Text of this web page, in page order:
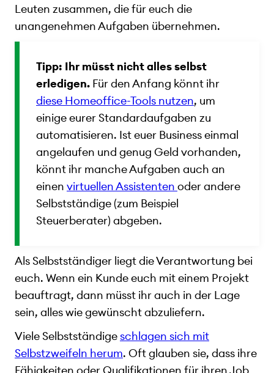
Leuten zusammen, die für euch die
unangenehmen Aufgaben übernehmen.
Tipp: Ihr müsst nicht alles selbst
erledigen. Für den Anfang könnt ihr
diese Homeoffice-Tools nutzen, um
einige eurer Standardaufgaben zu
automatisieren. Ist euer Business einmal
angelaufen und genug Geld vorhanden,
könnt ihr manche Aufgaben auch an
einen virtuellen Assistenten oder andere
Selbstständige (zum Beispiel
Steuerberater) abgeben.
Als Selbstständiger liegt die Verantwortung bei
euch. Wenn ein Kunde euch mit einem Projekt
beauftragt, dann müsst ihr auch in der Lage
sein, alles wie gewünscht abzuliefern.
Viele Selbstständigeschlagen sich mit
Selbstzweifeln herum. Oft glauben sie, dass ihre
Fähigkeiten oder Qualifikationen für ihren Job